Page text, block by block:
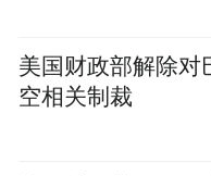
美国财政部解除对
空相关制裁